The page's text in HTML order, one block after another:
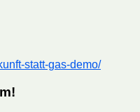
statt-gas-demo/